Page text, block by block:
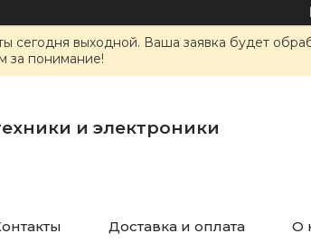
сегодня выходной. Ваша заявка будет
за понимание!
и электроники
Доставка и оплата О